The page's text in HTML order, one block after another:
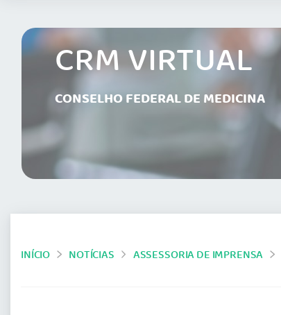
CRM VIRTUAL
CONSELHO FEDERAL DE MEDICINA
INÍCIO NOTÍCIAS ASSESSORIA DE IMPRENSA